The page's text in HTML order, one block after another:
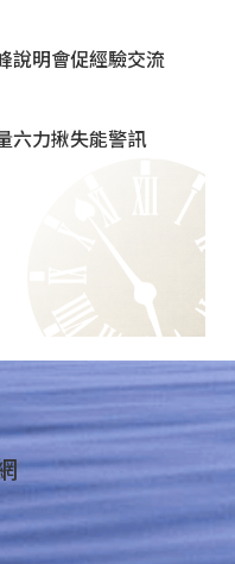
說明會促經驗交流
六力揪失能警訊